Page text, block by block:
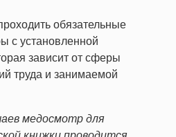
обязательные
с установленной
зависит от сферы
труда и занимаемой
медосмотр для
105